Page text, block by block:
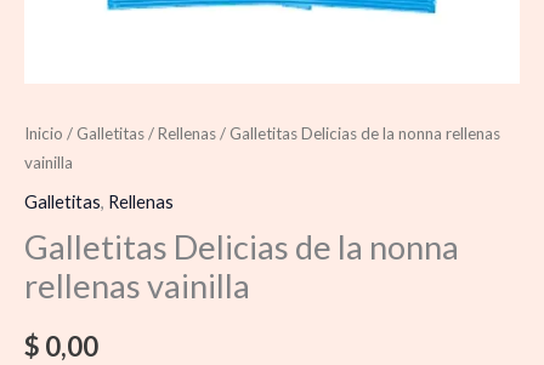
Inicio / Galletitas/Rellenas/ Galletitas Delicias de la nonna rellenas
vainilla
Galletitas, Rellenas
Galletitas Delicias de la nonna
rellenas vainilla
$ 0,00